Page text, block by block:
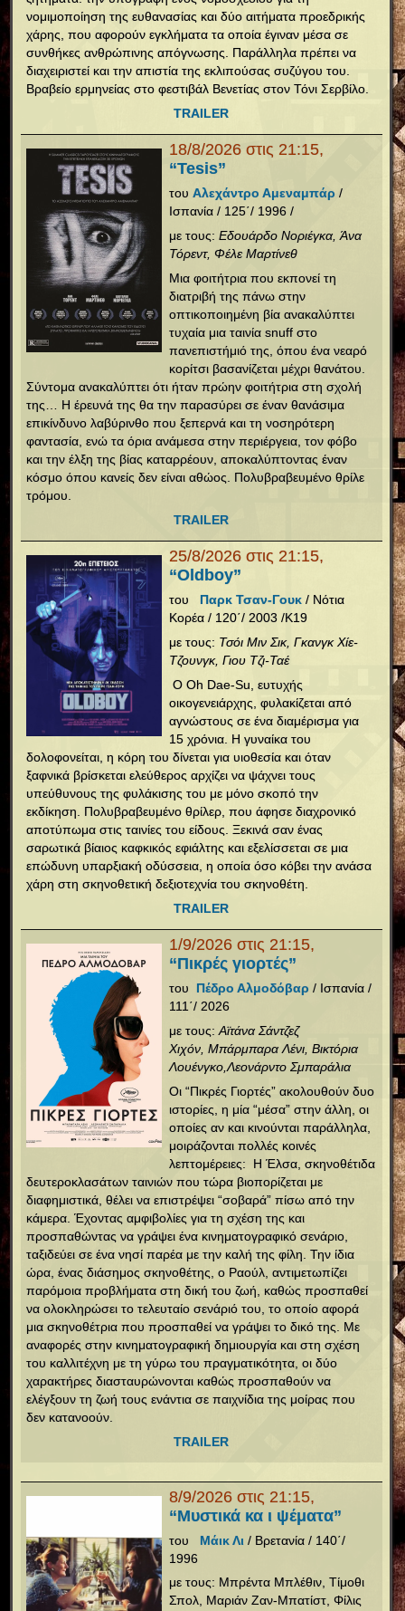
νομιμοποίηση της ευθανασίας και δύο αιτήματα προεδρικής
χάρης, που αφορούν εγκλήματα τα οποία έγιναν μέσα σε
συνθήκες ανθρώπινης απόγνωσης. Παράλληλα πρέπει να
διαχειριστεί και την απιστία της εκλιπούσας συζύγου του.
Βραβείο ερμηνείας στο φεστιβάλ Βενετίας στον Τόνι Σερβίλο.
TRAILER
18/8/2026 στις 21:15,
“Tesis”
τουΑλεχάντρο Αμεναμπάρ /
Ισπανία / 125΄/ 1996 /
με τους:Εδουάρδο Νοριέγκα, Άνα
Τόρεντ, Φέλε Μαρτίνεθ
Μια φοιτήτρια που εκπονεί τη
διατριβή της πάνω στην
οπτικοποιημένη βία ανακαλύπτει
τυχαία μια ταινία snuff στο
πανεπιστήμιό της, όπου ένα νεαρό
κορίτσι βασανίζεται μέχρι θανάτου.
Σύντομα ανακαλύπτει ότι ήταν πρώην φοιτήτρια στη σχολή
της… Η έρευνά της θα την παρασύρει σε έναν θανάσιμα
επικίνδυνο λαβύρινθο που ξεπερνά και τη νοσηρότερη
φαντασία, ενώ τα όρια ανάμεσα στην περιέργεια, τον φόβο
και την έλξη της βίας καταρρέουν, αποκαλύπτοντας έναν
κόσμο όπου κανείς δεν είναι αθώος. Πολυβραβευμένο θρίλε
τρόμου.
TRAILER
25/8/2026 στις 21:15,
“Oldboy”
του Παρκ Τσαν-Γουκ / Νότια
Κορέα / 120΄/ 2003 /Κ19
με τους: Τσόι Μιν Σικ, Γκανγκ Χίε-
Τζουνγκ, Γιου Τζι-Ταέ
O Oh Dae-Su, ευτυχής
οικογενειάρχης, φυλακίζεται από
αγνώστους σε ένα διαμέρισμα για
15 χρόνια. Η γυναίκα του
δολοφονείται, η κόρη του δίνεται για υιοθεσία και όταν
ξαφνικά βρίσκεται ελεύθερος αρχίζει να ψάχνει τους
υπεύθυνους της φυλάκισης του με μόνο σκοπό την
εκδίκηση. Πολυβραβευμένο θρίλερ, που άφησε διαχρονικό
αποτύπωμα στις ταινίες του είδους. Ξεκινά σαν ένας
σαρωτικά βίαιος καφκικός εφιάλτης και εξελίσσεται σε μια
επώδυνη υπαρξιακή οδύσσεια, η οποία όσο κόβει την ανάσα
χάρη στη σκηνοθετική δεξιοτεχνία του σκηνοθέτη.
TRAILER
1/9/2026 στις 21:15,
“Πικρές γιορτές”
του Πέδρο Αλμοδόβαρ / Ισπανία /
111΄/ 2026
με τους:Αϊτάνα Σάντζεζ
Χιχόν, Μπάρμπαρα Λένι, Βικτόρια
Λουένγκο,Λεονάρντο Σμπαράλια
Οι “Πικρές Γιορτές” ακολουθούν δυο
ιστορίες, η μία “μέσα” στην άλλη, οι
οποίες αν και κινούνται παράλληλα,
μοιράζονται πολλές κοινές
λεπτομέρειες: Η Έλσα, σκηνοθέτιδα
δευτεροκλασάτων ταινιών που τώρα βιοπορίζεται με
διαφημιστικά, θέλει να επιστρέψει “σοβαρά” πίσω από την
κάμερα. Έχοντας αμφιβολίες για τη σχέση της και
προσπαθώντας να γράψει ένα κινηματογραφικό σενάριο,
ταξιδεύει σε ένα νησί παρέα με την καλή της φίλη. Την ίδια
ώρα, ένας διάσημος σκηνοθέτης, ο Ραούλ, αντιμετωπίζει
παρόμοια προβλήματα στη δική του ζωή, καθώς προσπαθεί
να ολοκληρώσει το τελευταίο σενάριό του, το οποίο αφορά
μια σκηνοθέτρια που προσπαθεί να γράψει το δικό της. Με
αναφορές στην κινηματογραφική δημιουργία και στη σχέση
του καλλιτέχνη με τη γύρω του πραγματικότητα, οι δύο
χαρακτήρες διασταυρώνονται καθώς προσπαθούν να
ελέγξουν τη ζωή τους ενάντια σε παιχνίδια της μοίρας που
δεν κατανοούν.
TRAILER
8/9/2026 στις 21:15,
“Μυστικά κα ι ψέματα”
του Μάικ Λι / Βρετανία / 140΄/
1996
με τους: Μπρέντα Μπλέθιν, Τίμοθι
Σπολ, Μαριάν Ζαν-Μπατίστ, Φίλις